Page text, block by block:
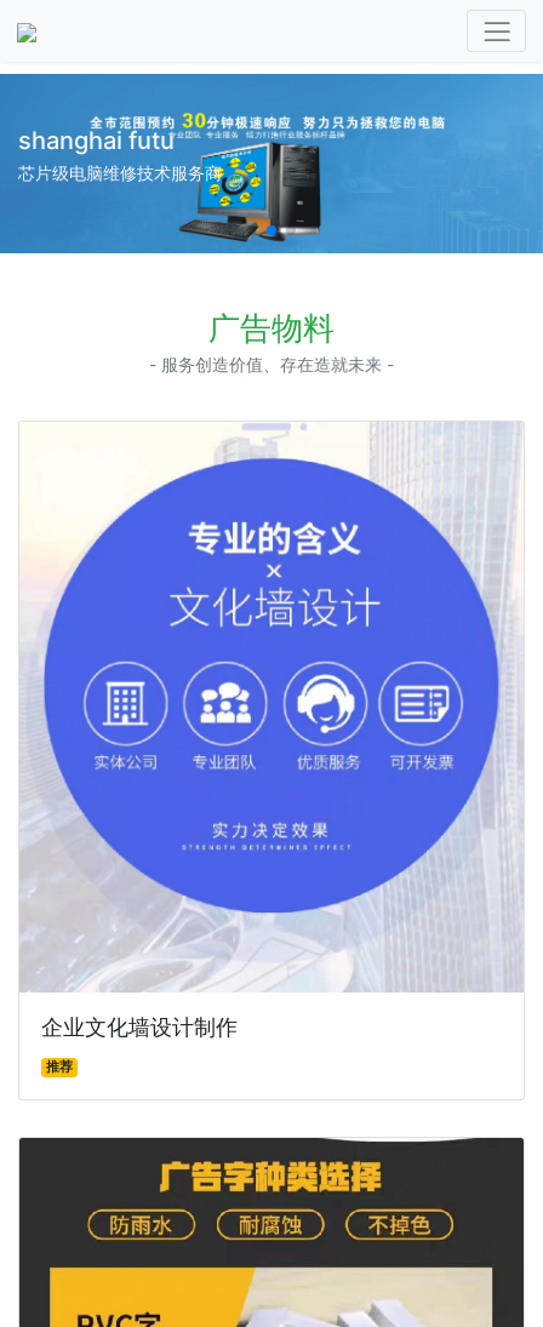
shanghai futu
芯片级电脑维修技术服务商
广告物料
- 服务创造价值、存在造就未来 -
企业文化墙设计制作
推荐